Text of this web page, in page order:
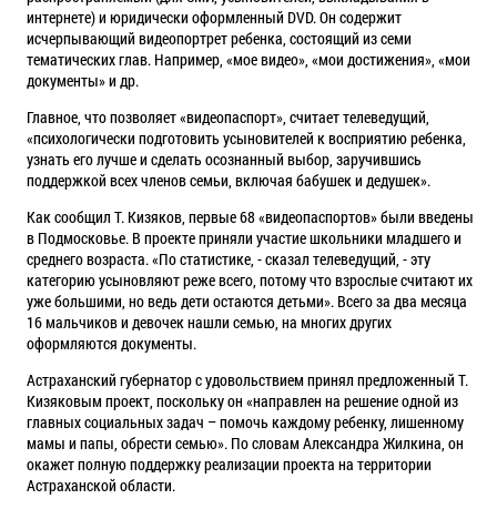
интернете) и юридически оформленный DVD. Он содержит
исчерпывающий видеопортрет ребенка, состоящий из семи
тематических глав. Например, «мое видео», «мои достижения», «мои
документы» и др.
Главное, что позволяет «видеопаспорт», считает телеведущий,
«психологически подготовить усыновителей к восприятию ребенка,
узнать его лучше и сделать осознанный выбор, заручившись
поддержкой всех членов семьи, включая бабушек и дедушек».
Как сообщил Т. Кизяков, первые 68 «видеопаспортов» были введены
в Подмосковье. В проекте приняли участие школьники младшего и
среднего возраста. «По статистике, - сказал телеведущий, - эту
категорию усыновляют реже всего, потому что взрослые считают их
уже большими, но ведь дети остаются детьми». Всего за два месяца
16 мальчиков и девочек нашли семью, на многих других
оформляются документы.
Астраханский губернатор с удовольствием принял предложенный Т.
Кизяковым проект, поскольку он «направлен на решение одной из
главных социальных задач – помочь каждому ребенку, лишенному
мамы и папы, обрести семью». По словам Александра Жилкина, он
окажет полную поддержку реализации проекта на территории
Астраханской области.